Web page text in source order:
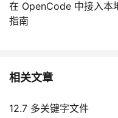
在 OpenCode 中接入本
指南
相关文章
12.7 多关键字文件